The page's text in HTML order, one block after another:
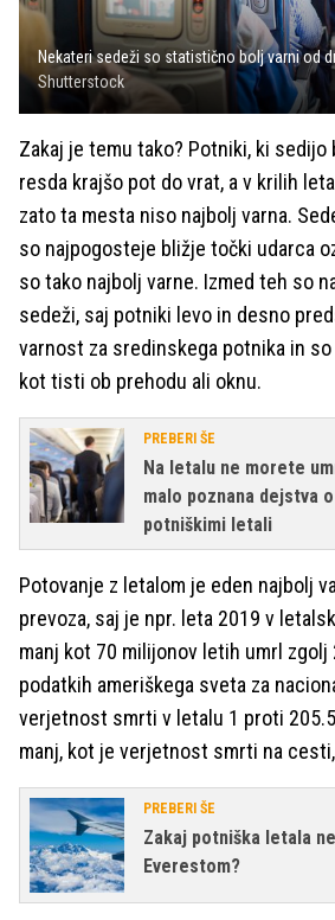
Nekateri sedeži so statistično bolj varni od
Shutterstock
Zakaj je temu tako? Potniki, ki sedijo
resda krajšo pot do vrat, a v krilih
zato ta mesta niso najbolj varna.
so najpogosteje bližje točki udarca
so tako najbolj varne. Izmed teh so
sedeži, saj potniki levo in desno
varnost za sredinskega potnika in
kot tisti ob prehodu ali oknu.
PREBERI ŠE
Na letalu ne morete
malo poznana dejstva
potniškimi letali
Potovanje z letalom je eden najbolj
prevoza, saj je npr. leta 2019 v
manj kot 70 milijonov letih umrl zgolj
podatkih ameriškega sveta za
verjetnost smrti v letalu 1 proti
manj, kot je verjetnost smrti na
PREBERI ŠE
Zakaj potniška letala
Everestom?